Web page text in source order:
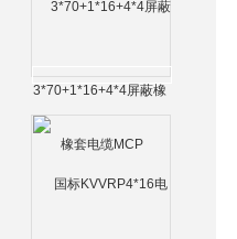
3*70+1*16+4*4屏蔽橡